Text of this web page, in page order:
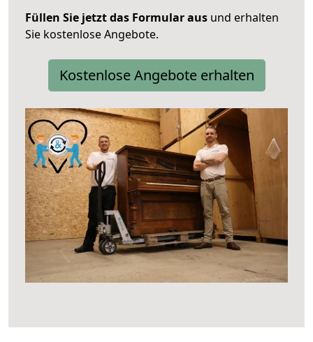
Füllen Sie jetzt das Formular aus und erhalten
Sie kostenlose Angebote.
Kostenlose Angebote erhalten